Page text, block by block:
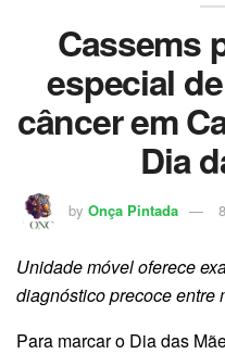
Cassems
especial
câncer em
Dia
by Onça Pintada
Unidade móvel oferece
diagnóstico precoce entre
Para marcar o Dia das